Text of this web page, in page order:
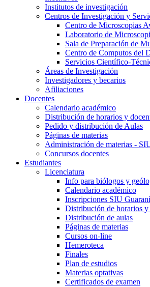
Institutos de investigación
Centros de Investigación y
Centro de Microscopias
Laboratorio de
Sala de Preparación de
Centro de Computos del
Servicios Científico-
Áreas de Investigación
Investigadores y becarios
Afiliaciones
Docentes
Calendario académico
Distribución de horarios y
Pedido y distribución de Aulas
Páginas de materias
Administración de materias -
Concursos docentes
Estudiantes
Licenciatura
Info para biólogos y
Calendario académico
Inscripciones SIU Guaraní
Distribución de horarios y
Distribución de aulas
Páginas de materias
Cursos on-line
Hemeroteca
Finales
Plan de estudios
Materias optativas
Certificados de examen